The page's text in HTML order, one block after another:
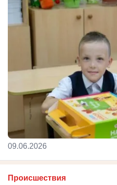
09.06.2026
Происшествия